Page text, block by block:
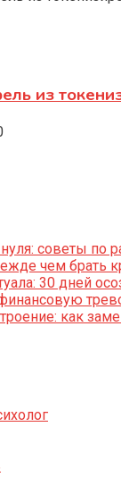
из
советы
чем брать
30 дней
как